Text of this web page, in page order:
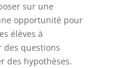
sur une
opportunité pour
élèves à
des questions
des hypothèses.